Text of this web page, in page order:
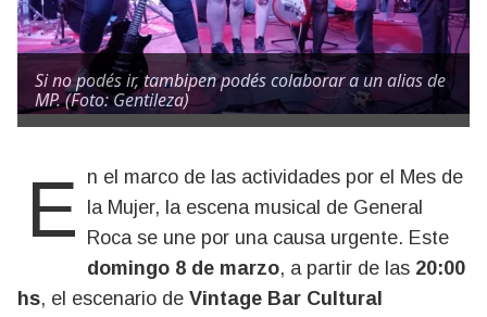
Si no podés ir, tambipen podés colaborar a un alias de
MP. (Foto: Gentileza)
En el marco de las actividades por el Mes de
la Mujer, la escena musical de General
Roca se une por una causa urgente. Este
domingo 8 de marzo, a partir de las 20:00
hs, el escenario de Vintage Bar Cultural